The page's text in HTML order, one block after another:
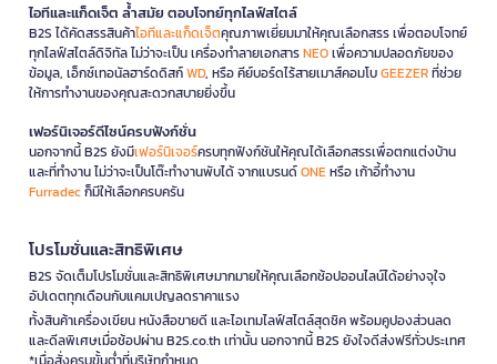
ไอทีและแก็ดเจ็ต ล้ำสมัย ตอบโจทย์ทุกไลฟ์สไตล์
B2S ได้คัดสรรสินค้าไอทีและแก็ดเจ็ตคุณภาพเยี่ยมมาให้คุณเลือกสรร เพื่อตอบโจทย์
ทุกไลฟ์สไตล์ดิจิทัล ไม่ว่าจะเป็น เครื่องทำลายเอกสารNEOเพื่อความปลอดภัยของ
ข้อมูล, เอ็กซ์เทอนัลฮาร์ดดิสก์WD, หรือ คีย์บอร์ดไร้สายเมาส์คอมโบGEEZERที่ช่วย
ให้การทำงานของคุณสะดวกสบายยิ่งขึ้น
เฟอร์นิเจอร์ดีไซน์ครบฟังก์ชั่น
นอกจากนี้ B2S ยังมีเฟอร์นิเจอร์ครบทุกฟังก์ชันให้คุณได้เลือกสรรเพื่อตกแต่งบ้าน
และที่ทำงาน ไม่ว่าจะเป็นโต๊ะทำงานพับได้ จากแบรนด์ONEหรือ เก้าอี้ทำงาน
Furradecก็มีให้เลือกครบครัน
โปรโมชั่นและสิทธิพิเศษ
B2S จัดเต็มโปรโมชั่นและสิทธิพิเศษมากมายให้คุณเลือกช้อปออนไลน์ได้อย่างจุใจ
อัปเดตทุกเดือนกับแคมเปญลดราคาแรง
ทั้งสินค้าเครื่องเขียน หนังสือขายดี และไอเทมไลฟ์สไตล์สุดชิค พร้อมคูปองส่วนลด
และดีลพิเศษเมื่อช้อปผ่าน B2S.co.th เท่านั้น นอกจากนี้ B2S ยังใจดีส่งฟรีทั่วประเทศ